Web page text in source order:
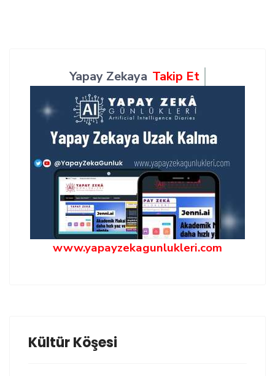
Yapay Zekaya Takip Et
www.yapayzekagunlukleri.com
Kültür Köşesi